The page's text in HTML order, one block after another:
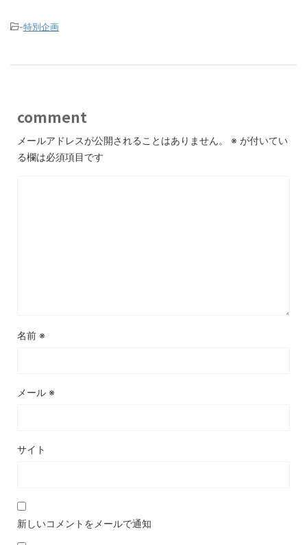
-特別企画
comment
メールアドレスが公開されることはありません。 ※ が付いてい
る欄は必須項目です
名前 ※
メール ※
サイト
新しいコメントをメールで通知